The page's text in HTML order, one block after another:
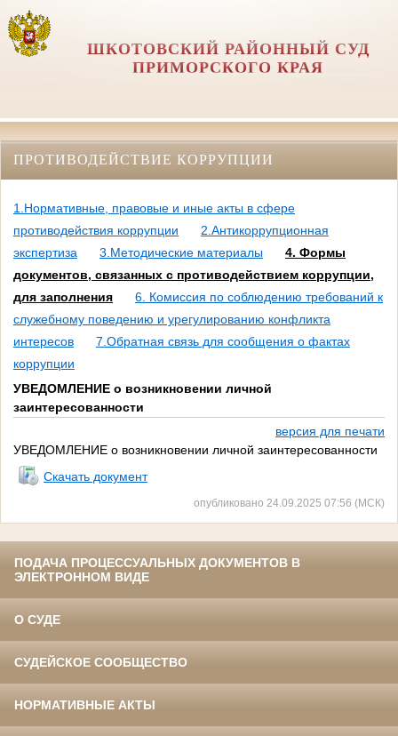
ШКОТОВСКИЙ РАЙОННЫЙ СУД
ПРИМОРСКОГО КРАЯ
ПРОТИВОДЕЙСТВИЕ КОРРУПЦИИ
1.Нормативные, правовые и иные акты в сфере
противодействия коррупции
2.Антикоррупционная
экспертиза
3.Методические материалы
4. Формы
документов, связанных с противодействием коррупции,
для заполнения
6. Комиссия по соблюдению требований к
служебному поведению и урегулированию конфликта
интересов
7.Обратная связь для сообщения о фактах
коррупции
УВЕДОМЛЕНИЕ о возникновении личной
заинтересованности
версия для печати
УВЕДОМЛЕНИЕ о возникновении личной заинтересованности
Скачать документ
опубликовано 24.09.2025 07:56 (МСК)
ПОДАЧА ПРОЦЕССУАЛЬНЫХ ДОКУМЕНТОВ В
ЭЛЕКТРОННОМ ВИДЕ
О СУДЕ
СУДЕЙСКОЕ СООБЩЕСТВО
НОРМАТИВНЫЕ АКТЫ